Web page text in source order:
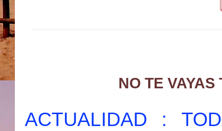
NO TE
ACTUALIDAD :